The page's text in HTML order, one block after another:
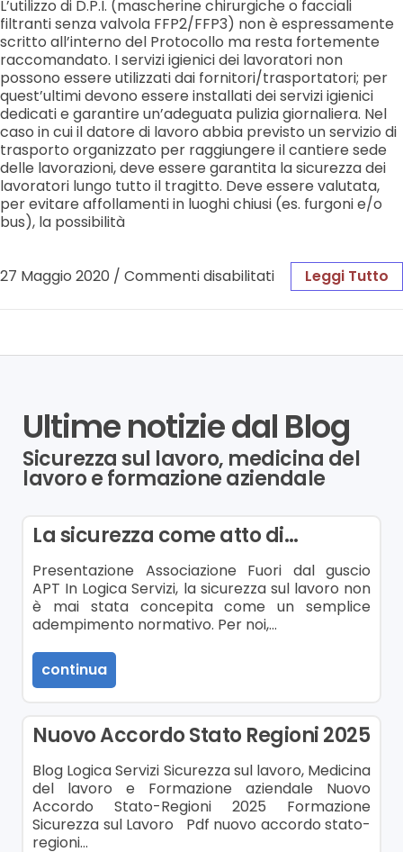
L’utilizzo di D.P.I. (mascherine chirurgiche o facciali
filtranti senza valvola FFP2/FFP3) non è espressamente
scritto all’interno del Protocollo ma resta fortemente
raccomandato. I servizi igienici dei lavoratori non
possono essere utilizzati dai fornitori/trasportatori; per
quest’ultimi devono essere installati dei servizi igienici
dedicati e garantire un’adeguata pulizia giornaliera. Nel
caso in cui il datore di lavoro abbia previsto un servizio di
trasporto organizzato per raggiungere il cantiere sede
delle lavorazioni, deve essere garantita la sicurezza dei
lavoratori lungo tutto il tragitto. Deve essere valutata,
per evitare affollamenti in luoghi chiusi (es. furgoni e/o
bus), la possibilità
27 Maggio 2020 / Commenti disabilitati Leggi Tutto
Ultime notizie dal Blog
Sicurezza sul lavoro, medicina del
lavoro e formazione aziendale
La sicurezza come atto di…
Presentazione Associazione Fuori dal guscio
APT In Logica Servizi, la sicurezza sul lavoro non
è mai stata concepita come un semplice
adempimento normativo. Per noi,…
continua
Nuovo Accordo Stato Regioni 2025
Blog Logica Servizi Sicurezza sul lavoro, Medicina
del lavoro e Formazione aziendale Nuovo
Accordo Stato-Regioni 2025 Formazione
Sicurezza sul Lavoro Pdf nuovo accordo stato-
regioni…